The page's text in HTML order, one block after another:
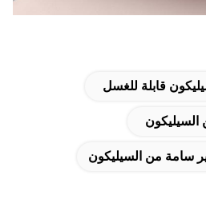
قابلة للغسل
سامة من السيليكون